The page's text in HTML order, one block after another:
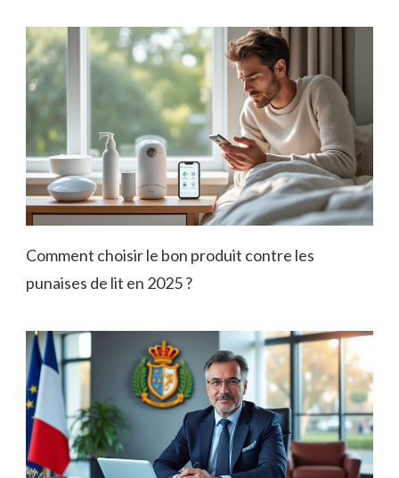
Comment choisir le bon produit contre les
punaises de lit en 2025 ?